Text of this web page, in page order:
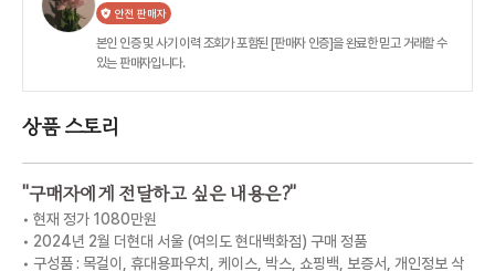
안전 판매자
본인 인증 및 사기 이력 조회가 포함된 [판매자 인증]을 완료한 믿고 거래할 수
있는 판매자입니다.
상품 스토리
"구매자에게 전달하고 싶은 내용은?"
️• 현재 정가 1080만원
• 2024년 2월 더현대 서울 (여의도 현대백화점) 구매 정품
• 구성품 : 목걸이, 휴대용파우치, 케이스, 박스, 쇼핑백, 보증서, 개인정보 삭